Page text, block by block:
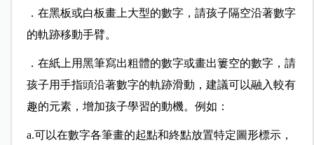
．在黑板或白板畫上大型的數字，請孩子隔空沿著數字
的軌跡移動手臂。
．在紙上用黑筆寫出粗體的數字或畫出簍空的數字，請
孩子用手指頭沿著數字的軌跡滑動，建議可以融入較有
趣的元素，增加孩子學習的動機。例如：
a.可以在數字各筆畫的起點和終點放置特定圖形標示，